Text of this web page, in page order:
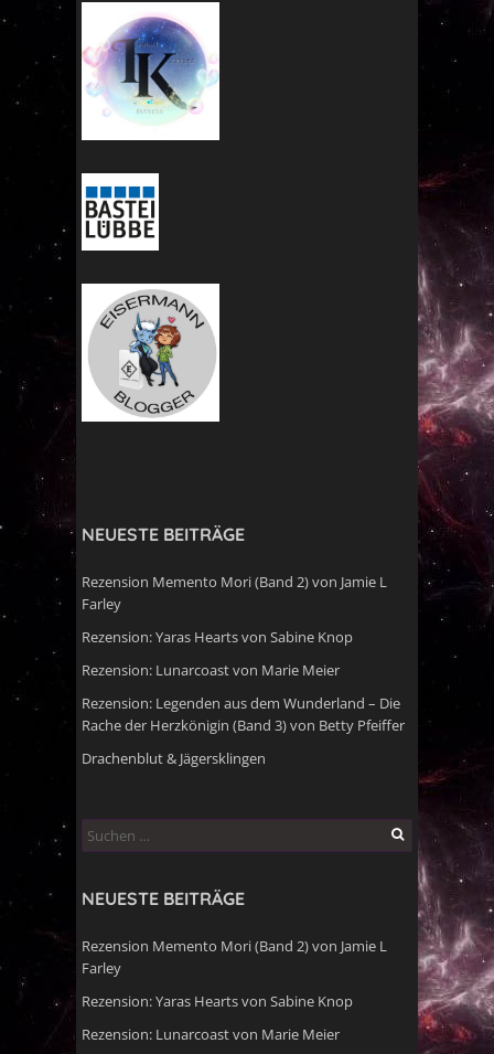
NEUESTE BEITRÄGE
Rezension Memento Mori (Band 2) von Jamie L
Farley
Rezension: Yaras Hearts von Sabine Knop
Rezension: Lunarcoast von Marie Meier
Rezension: Legenden aus dem Wunderland – Die
Rache der Herzkönigin (Band 3) von Betty Pfeiffer
Drachenblut & Jägersklingen
Suchen
nach:
NEUESTE BEITRÄGE
Rezension Memento Mori (Band 2) von Jamie L
Farley
Rezension: Yaras Hearts von Sabine Knop
Rezension: Lunarcoast von Marie Meier